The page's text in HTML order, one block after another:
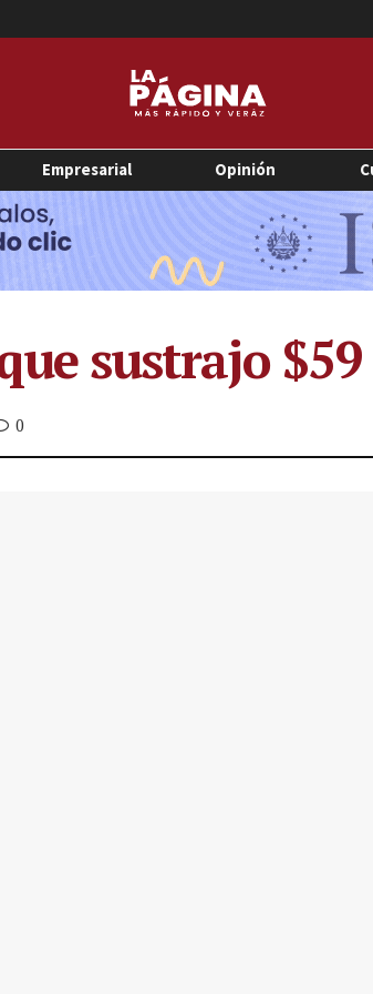
Empresarial Opinión
sustrajo
0